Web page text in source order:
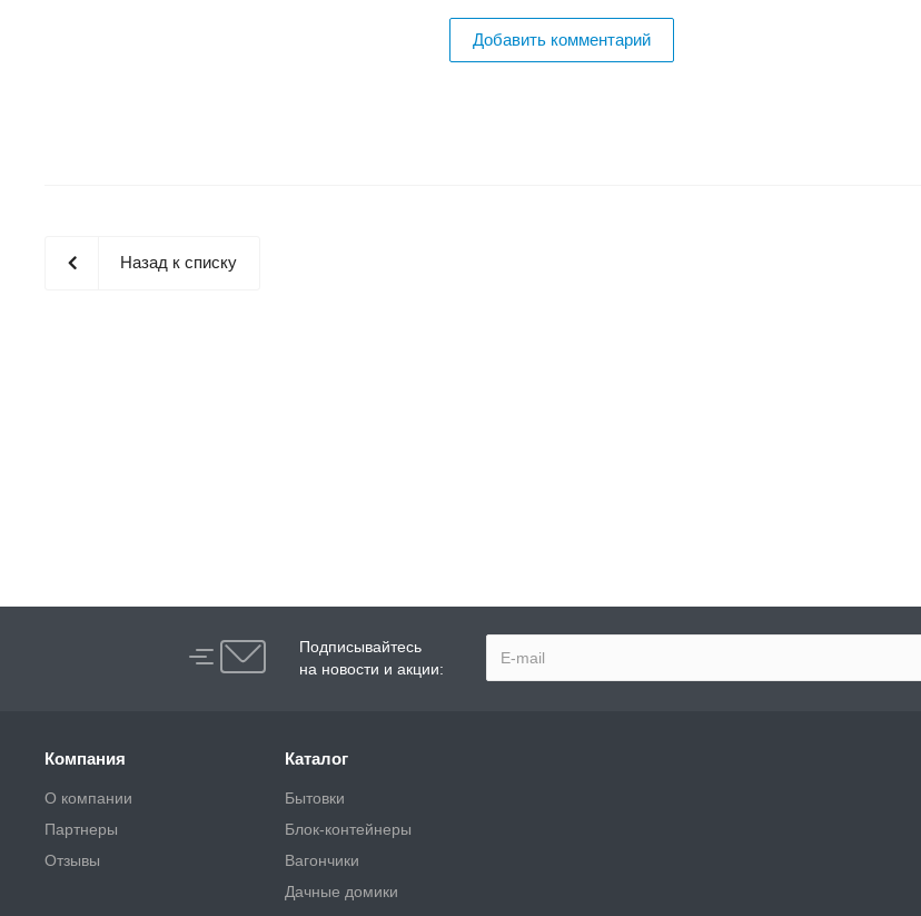
Добавить комментарий
Назад к списку
Подписывайтесь
на новости и акции:
Компания
О компании
Партнеры
Отзывы
Каталог
Бытовки
Блок-контейнеры
Вагончики
Дачные домики